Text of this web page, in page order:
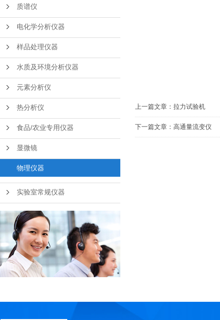
质谱仪
电化学分析仪器
样品处理仪器
水质及环境分析仪器
元素分析仪
热分析仪
食品/农业专用仪器
显微镜
物理仪器
实验室常规仪器
上一篇文章： 拉力试验机
下一篇文章： 高通量流变仪